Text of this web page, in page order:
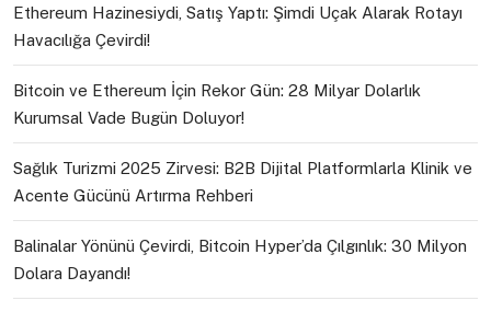
Ethereum Hazinesiydi, Satış Yaptı: Şimdi Uçak Alarak Rotayı
Havacılığa Çevirdi!
Bitcoin ve Ethereum İçin Rekor Gün: 28 Milyar Dolarlık
Kurumsal Vade Bugün Doluyor!
Sağlık Turizmi 2025 Zirvesi: B2B Dijital Platformlarla Klinik ve
Acente Gücünü Artırma Rehberi
Balinalar Yönünü Çevirdi, Bitcoin Hyper’da Çılgınlık: 30 Milyon
Dolara Dayandı!